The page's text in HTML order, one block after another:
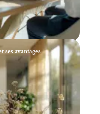
ses avantages